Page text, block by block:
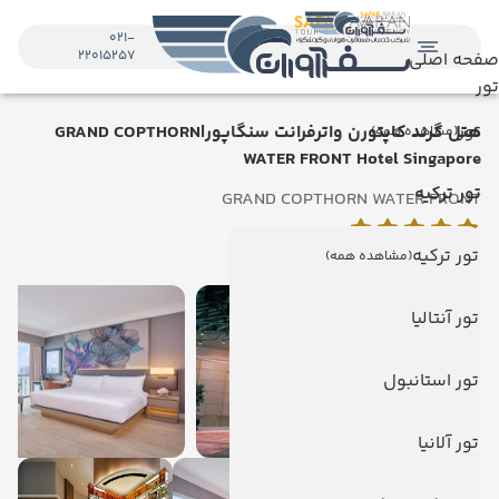
صفحه اصلی
تور
تور(مشاهده همه)
تور ترکیه
تور ترکیه(مشاهده همه)
تور آنتالیا
تور استانبول
تور آلانیا
021-
22015257
هتل گرند کاپتورن واترفرانت سنگاپور|GRAND COPTHORN
WATER FRONT Hotel Singapore
GRAND COPTHORN WATER FRONT
سنگاپور